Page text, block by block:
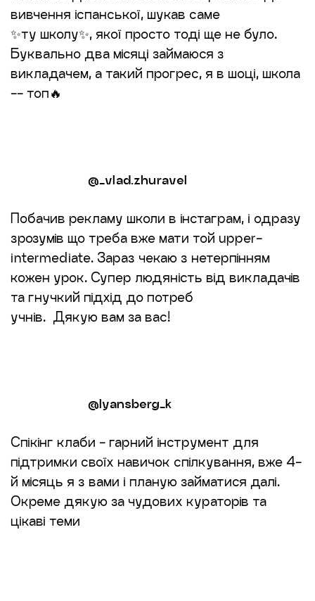
вивчення іспанської, шукав саме
✨ту школу✨, якої просто тоді ще не було.
Буквально два місяці займаюся з
викладачем, а такий прогрес, я в шоці, школа
-- топ🔥
@_vlad.zhuravel
Побачив рекламу школи в інстаграм, і одразу
зрозумів що треба вже мати той upper-
intermediate. Зараз чекаю з нетерпінням
кожен урок. Супер людяність від викладачів
та гнучкий підхід до потреб
учнів. Дякую вам за вас!
@lyansberg_k
Спікінг клаби - гарний інструмент для
підтримки своїх навичок спілкування, вже 4-
й місяць я з вами і планую займатися далі.
Окреме дякую за чудових кураторів та
цікаві теми